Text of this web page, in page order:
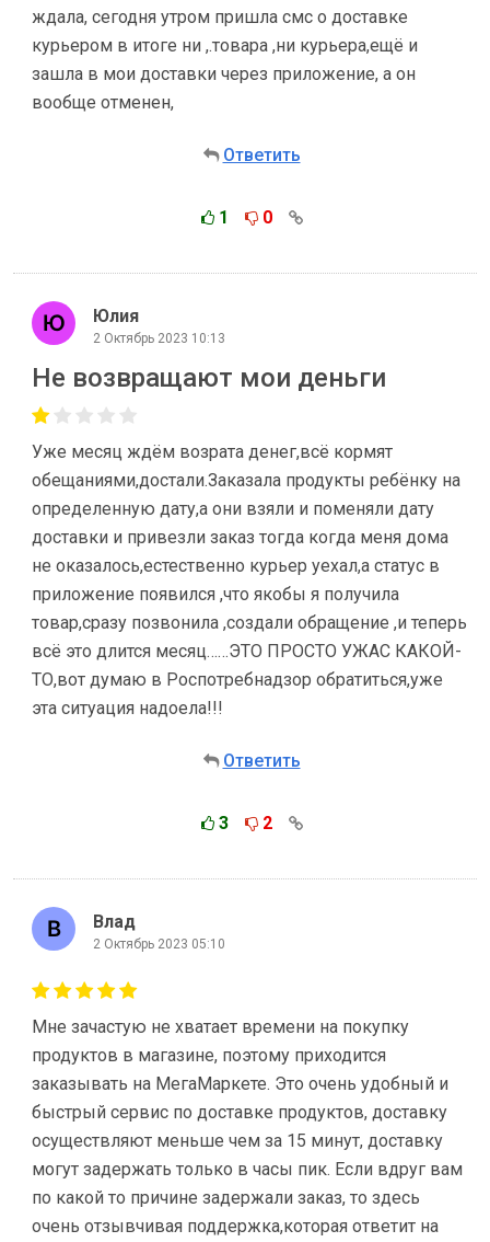
ждала, сегодня утром пришла смс о доставке
курьером в итоге ни ,.товара ,ни курьера,ещё и
зашла в мои доставки через приложение, а он
вообще отменен,
Ответить
1 0
Юлия
2 Октябрь 2023 10:13
Не возвращают мои деньги
Уже месяц ждём возрата денег,всё кормят
обещаниями,достали.Заказала продукты ребёнку на
определенную дату,а они взяли и поменяли дату
доставки и привезли заказ тогда когда меня дома
не оказалось,естественно курьер уехал,а статус в
приложение появился ,что якобы я получила
товар,сразу позвонила ,создали обращение ,и теперь
всё это длится месяц……ЭТО ПРОСТО УЖАС КАКОЙ-
ТО,вот думаю в Роспотребнадзор обратиться,уже
эта ситуация надоела!!!
Ответить
3 2
Влад
2 Октябрь 2023 05:10
Мне зачастую не хватает времени на покупку
продуктов в магазине, поэтому приходится
заказывать на МегаМаркете. Это очень удобный и
быстрый сервис по доставке продуктов, доставку
осуществляют меньше чем за 15 минут, доставку
могут задержать только в часы пик. Если вдруг вам
по какой то причине задержали заказ, то здесь
очень отзывчивая поддержка,которая ответит на